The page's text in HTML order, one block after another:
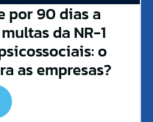
por 90 dias a
da NR-1
o
as empresas?